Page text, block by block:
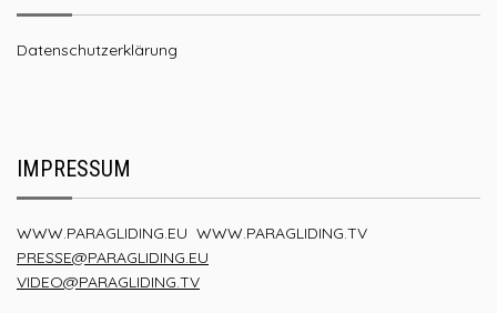
Datenschutzerklärung
IMPRESSUM
WWW.PARAGLIDING.EU WWW.PARAGLIDING.TV
PRESSE@PARAGLIDING.EU
VIDEO@PARAGLIDING.TV